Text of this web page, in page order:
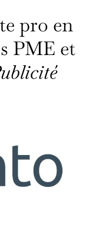
pro en
PME et